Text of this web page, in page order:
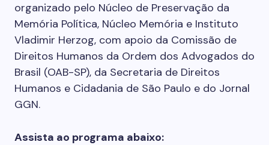
organizado pelo Núcleo de Preservação da
Memória Política, Núcleo Memória e Instituto
Vladimir Herzog, com apoio da Comissão de
Direitos Humanos da Ordem dos Advogados do
Brasil (OAB-SP), da Secretaria de Direitos
Humanos e Cidadania de São Paulo e do Jornal
GGN.
Assista ao programa abaixo: